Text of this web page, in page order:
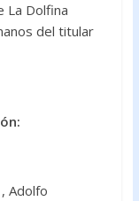
La Dolfina
del titular
Adolfo